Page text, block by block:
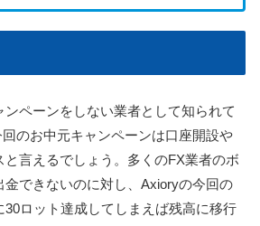
ペーンをしない業者として知られて
のお中元キャンペーンは口座開設や
言えるでしょう。 多くのFX業者のボ
金できないのに対し、Axioryの今回の
30ロット達成してしまえば残高に移行